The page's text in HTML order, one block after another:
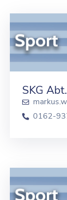
NAHERHOLUNG
VEREINE
SKG
0162-